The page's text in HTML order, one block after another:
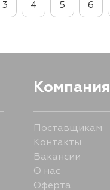
3 4 5 6
Компания
Поставщикам
Контакты
Вакансии
О нас
Оферта